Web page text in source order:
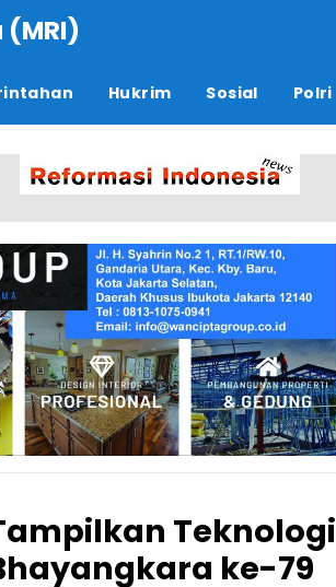
Hukrim Sosial Polri
Teknologi
ke-79